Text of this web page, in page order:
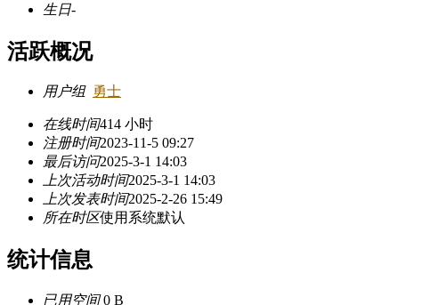
生日-
活跃概况
用户组 勇士
在线时间414 小时
注册时间2023-11-5 09:27
最后访问2025-3-1 14:03
上次活动时间2025-3-1 14:03
上次发表时间2025-2-26 15:49
所在时区使用系统默认
统计信息
已用空间0 B